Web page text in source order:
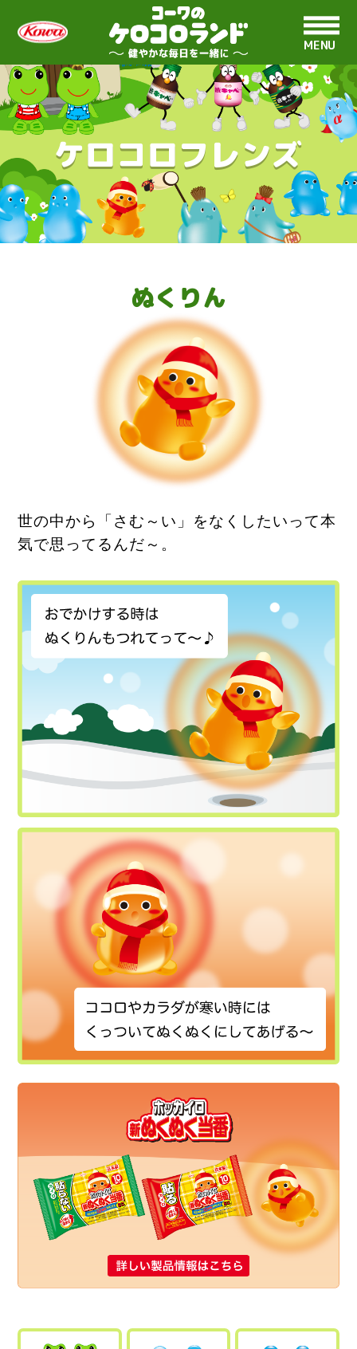
MENU
ケロコロフレンズ
ぬくりん
世の中から「さむ～い」をなくしたいって本
気で思ってるんだ～。